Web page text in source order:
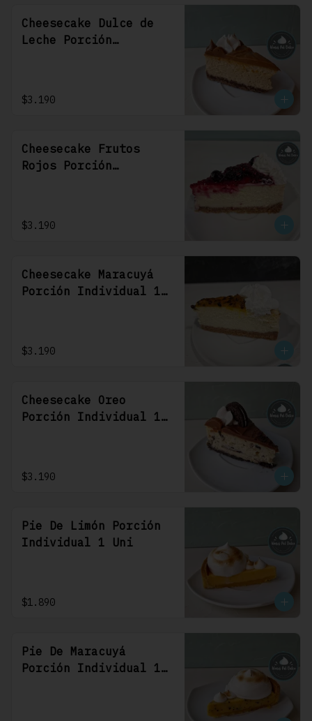
Cheesecake Dulce de
Leche Porción
$3.190
Cheesecake Frutos
Rojos Porción
$3.190
Cheesecake Maracuyá
Porción Individual 1
$3.190
Cheesecake Oreo
Porción Individual 1
$3.190
Pie De Limón Porción
Individual 1 Uni
$1.890
Pie De Maracuyá
Porción Individual 1